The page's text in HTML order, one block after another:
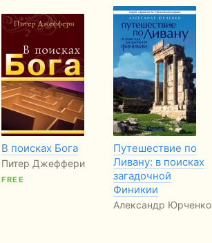
В поисках Бога
Питер Джеффери
FREE
Путешествие по
Ливану: в поисках
загадочной
Финикии
Александр Юрченко